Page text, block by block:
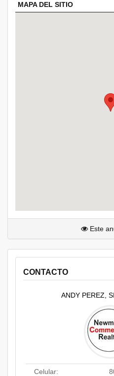
MAPA DEL SITIO
Este
CONTACTO
ANDY PEREZ,
Celular: